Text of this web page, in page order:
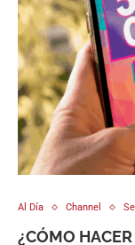
Al Día Channel
¿CÓMO